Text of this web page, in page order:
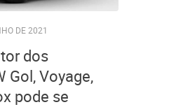
DE 2021
dos
Gol, Voyage,
pode se